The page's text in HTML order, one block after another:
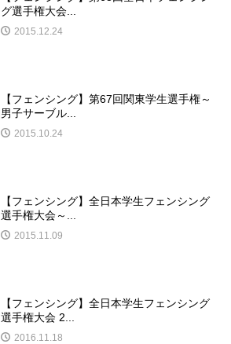
グ選手権大会...
2015.12.24
【フェンシング】第67回関東学生選手権～
男子サーブル...
2015.10.24
【フェンシング】全日本学生フェンシング
選手権大会～...
2015.11.09
【フェンシング】全日本学生フェンシング
選手権大会 2...
2016.11.18